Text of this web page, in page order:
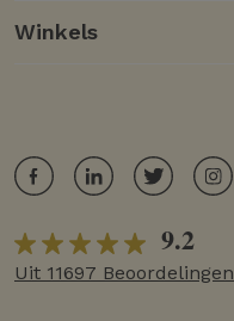
Winkels
9.2
Uit 11697 Beoordelingen